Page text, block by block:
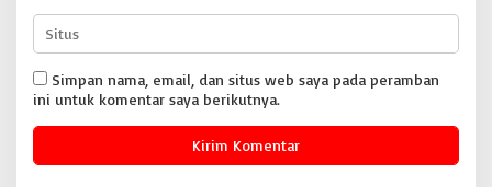
Simpan nama, email, dan situs web saya pada peramban
ini untuk komentar saya berikutnya.